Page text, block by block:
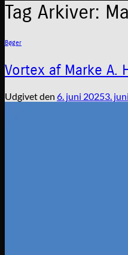
Tag Arkiver:
Bøger
Vortex af Marke A.
Udgivet den 6. juni 20253.